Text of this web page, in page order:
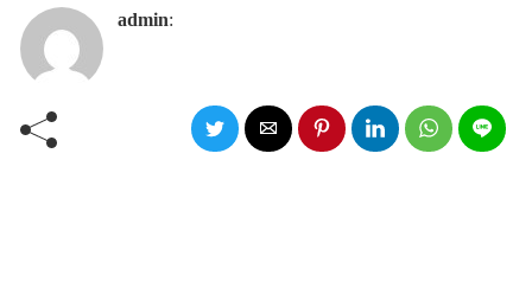
admin: